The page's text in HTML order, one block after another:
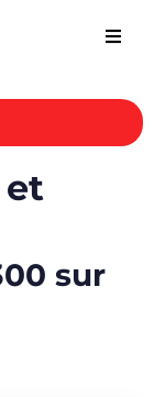
et
sur